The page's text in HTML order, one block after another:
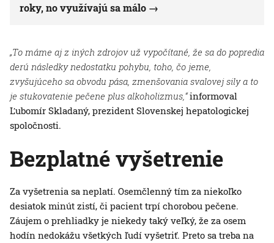
roky, no využívajú sa málo
„To máme aj z iných zdrojov už vypočítané, že sa do popredia
derú následky nedostatku pohybu, toho, čo jeme,
zvyšujúceho sa obvodu pása, zmenšovania svalovej sily a to
je stukovatenie pečene plus alkoholizmus,“informoval
Ľubomír Skladaný, prezident Slovenskej hepatologickej
spoločnosti.
Bezplatné vyšetrenie
Za vyšetrenia sa neplatí. Osemčlenný tím za niekoľko
desiatok minút zistí, či pacient trpí chorobou pečene.
Záujem o prehliadky je niekedy taký veľký, že za osem
hodín nedokážu všetkých ľudí vyšetriť. Preto sa treba na